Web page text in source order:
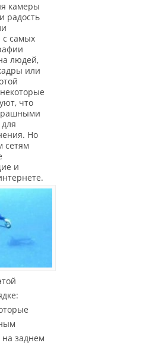
камеры
радость
с самых
людей,
или
что
Но
сетям
и
заднем